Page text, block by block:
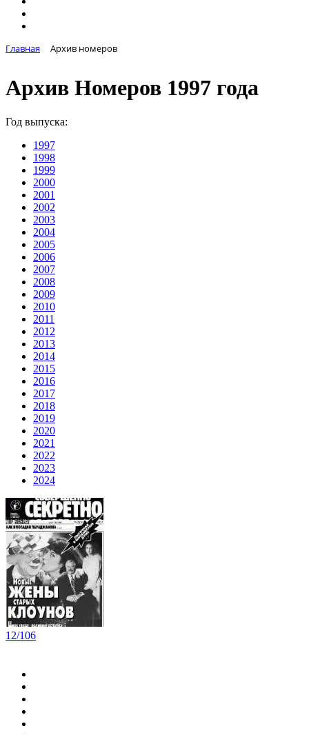
Главная Архив номеров
Архив Номеров 1997 года
Год выпуска:
1997
1998
1999
2000
2001
2002
2003
2004
2005
2006
2007
2008
2009
2010
2011
2012
2013
2014
2015
2016
2017
2018
2019
2020
2021
2022
2023
2024
12/106